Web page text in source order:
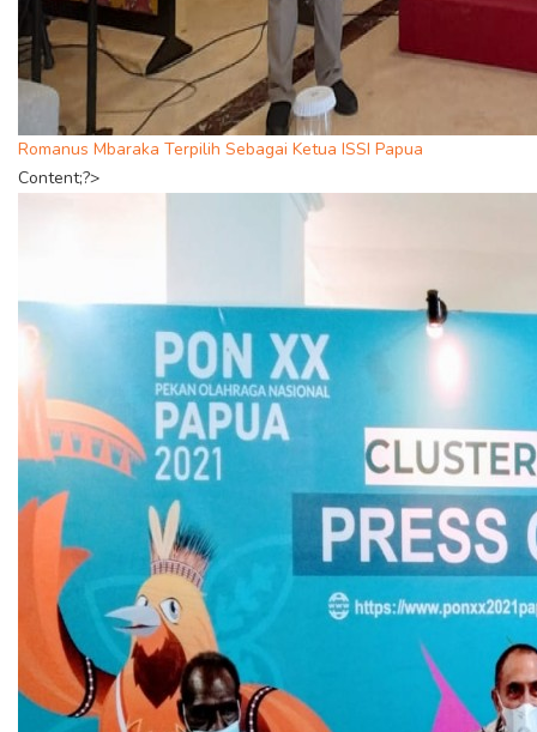
Romanus Mbaraka Terpilih Sebagai Ketua ISSI Papua
Content;?>